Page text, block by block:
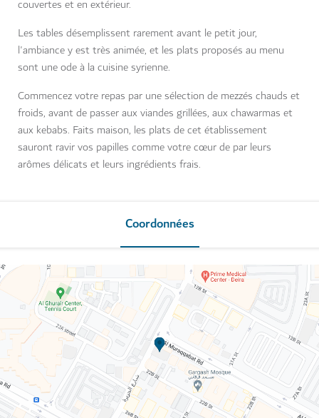
couvertes et en extérieur.
Les tables désemplissent rarement avant le petit jour,
l'ambiance y est très animée, et les plats proposés au menu
sont une ode à la cuisine syrienne.
Commencez votre repas par une sélection de mezzés chauds et
froids, avant de passer aux viandes grillées, aux chawarmas et
aux kebabs. Faits maison, les plats de cet établissement
sauront ravir vos papilles comme votre cœur de par leurs
arômes délicats et leurs ingrédients frais.
Coordonnées